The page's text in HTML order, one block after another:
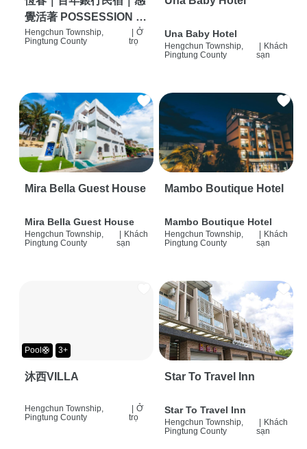
覺活著 POSSESSION |
背包客棧 | 恆春必住特色
Hengchun Township,
Pingtung County
Ở
trọ
Una Baby Hotel
Hengchun Township,
Pingtung County
Khách
sạn
Mira Bella Guest House
Mira Bella Guest House
Hengchun Township,
Pingtung County
Khách
sạn
Mambo Boutique Hotel
Mambo Boutique Hotel
Hengchun Township,
Pingtung County
Khách
sạn
Pool🛟 3+
沐西VILLA
Hengchun Township,
Pingtung County
Ở
trọ
Star To Travel Inn
Star To Travel Inn
Hengchun Township,
Pingtung County
Khách
sạn